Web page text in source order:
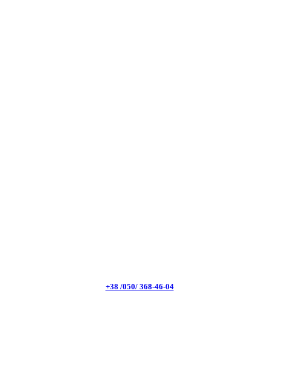
+38 /050/ 368-46-04